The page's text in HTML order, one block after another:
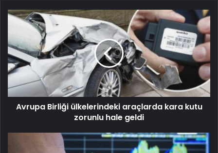
Avrupa Birliği ülkelerindeki araçlarda kara kutu
zorunlu hale geldi